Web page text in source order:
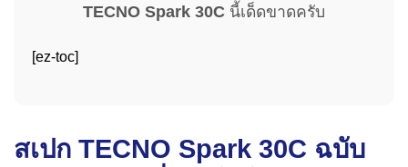
TECNO Spark 30C นี้เด็ดขาดครับ
[ez-toc]
สเปก TECNO Spark 30C ฉบับ